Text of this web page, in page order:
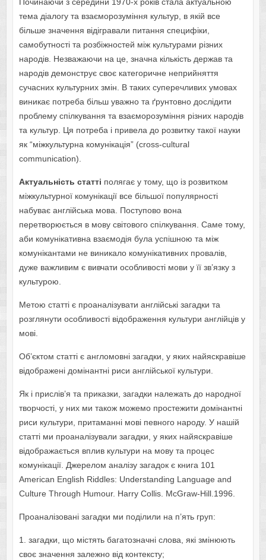
Починаючи з середини 1970-х років стала актуальною
тема діалогу та взаєморозуміння культур, в якій все
більше значення відігравали питання специфіки,
самобутності та розбіжностей між культурами різних
народів. Незважаючи на це, значна кількість держав та
народів демонструє своє категоричне неприйняття
сучасних культурних змін. В таких суперечливих умовах
виникає потреба більш уважно та ґрунтовно дослідити
проблему спілкування та взаєморозуміння різних народів
та культур. Ця потреба і привела до розвитку такої науки
як “міжкультурна комунікація” (cross-cultural
communication).
Актуальність статті полягає у тому, що із розвитком
міжкультурної комунікації все більшої популярності
набуває англійська мова. Поступово вона
перетворюється в мову світового спілкування. Саме тому,
аби комунікативна взаємодія була успішною та між
комунікантами не виникало комунікативних провалів,
дуже важливим є вивчати особливості мови у її зв’язку з
культурою.
Метою статті є проаналізувати англійські загадки та
розглянути особливості відображення культури англійців у
мові.
Об’єктом статті є англомовні загадки, у яких найяскравіше
відображені домінантні риси англійської культури.
Як і прислів’я та приказки, загадки належать до народної
творчості, у них ми також можемо простежити домінантні
риси культури, притаманні мові певного народу. У нашій
статті ми проаналізували загадки, у яких найяскравіше
відображається вплив культури на мову та процес
комунікації. Джерелом аналізу загадок є книга 101
Аmеricаn Еnglish Riddlеs: Undеrstаnding Lаnguаgе аnd
Culturе Thrоugh Humоur. Hаrrу Cоllis. McGrаw-Hill.1996.
Проаналізовані загадки ми поділили на п’ять груп:
1. загадки, що містять багатозначні слова, які змінюють
своє значення залежно від контексту;